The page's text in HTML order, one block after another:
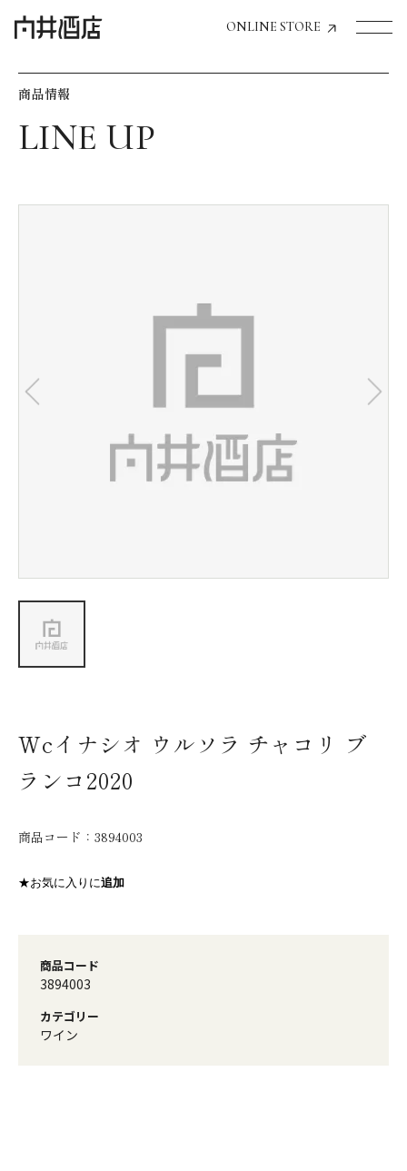
ONLINE STORE
飲食店経営のお客様
お気に入り機能の活用方法
会社情報
商品情報
Wcイナシオ ウルソラ チャコリ ブ
ランコ2020
商品コード： 3894003
★お気に入りに追加
商品コード
3894003
カテゴリー
ワイン